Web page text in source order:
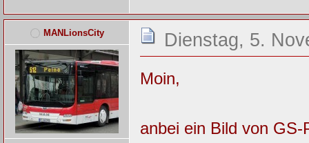
MANLionsCity Dienstag, 5.
Moin,
anbei ein Bild von